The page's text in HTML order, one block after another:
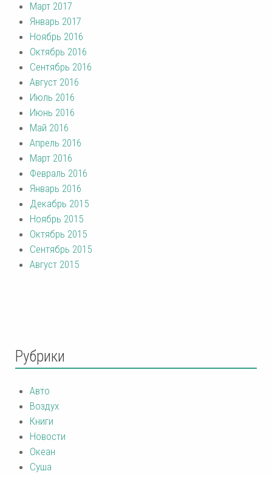
Март 2017
Январь 2017
Ноябрь 2016
Октябрь 2016
Сентябрь 2016
Август 2016
Июль 2016
Июнь 2016
Май 2016
Апрель 2016
Март 2016
Февраль 2016
Январь 2016
Декабрь 2015
Ноябрь 2015
Октябрь 2015
Сентябрь 2015
Август 2015
Рубрики
Авто
Воздух
Книги
Новости
Океан
Суша